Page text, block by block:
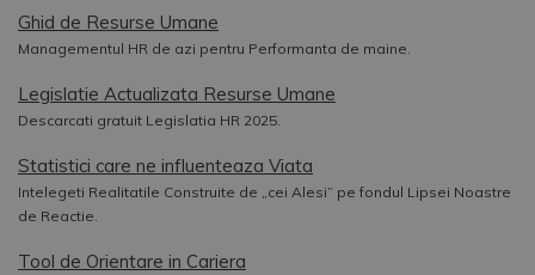
Ghid de Resurse Umane
Managementul HR de azi pentru Performanta de maine.
Legislatie Actualizata Resurse Umane
Descarcati gratuit Legislatia HR 2025.
Statistici care ne influenteaza Viata
Intelegeti Realitatile Construite de „cei Alesi” pe fondul Lipsei Noastre
de Reactie.
Tool de Orientare in Cariera